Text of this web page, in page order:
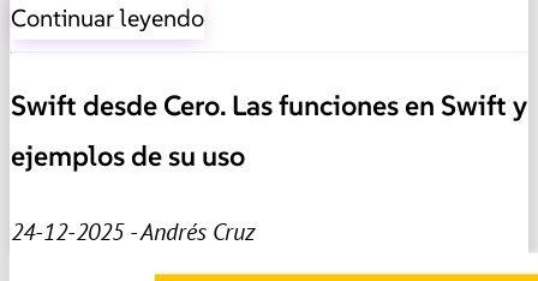
Continuar leyendo
Swift desde Cero. Las funciones en Swift y
ejemplos de su uso
24-12-2025 - Andrés Cruz